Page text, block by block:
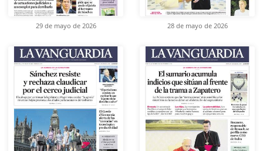
29 de mayo de 2026 28 de mayo de 2026